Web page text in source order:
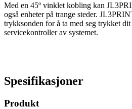
Med en 45º vinklet kobling kan
også enheter på trange steder.
trykksonden for å ta med seg trykket
servicekontroller av systemet.
Spesifikasjoner
Produkt